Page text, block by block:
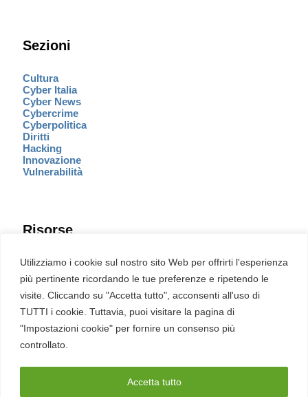
Utilizziamo i cookie sul nostro sito Web per offrirti l'esperienza
più pertinente ricordando le tue preferenze e ripetendo le
visite. Cliccando su "Accetta tutto", acconsenti all'uso di
TUTTI i cookie. Tuttavia, puoi visitare la pagina di
"Impostazioni cookie" per fornire un consenso più
controllato.
Accetta tutto
Sezioni
Cultura
Cyber Italia
Cyber News
Cybercrime
Cyberpolitica
Diritti
Hacking
Innovazione
Vulnerabilità
Risorse
Eventi
Fumetto Cyber
Newsletter
Servizi
Pubblicità
English
Ultime CVE critiche